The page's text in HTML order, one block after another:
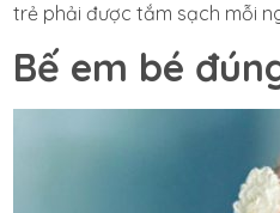
trẻ phải được tắm sạch mỗi
Bế em bé